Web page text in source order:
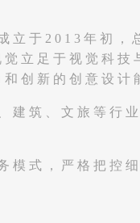
立于2013年初
立足于视觉科
创新的创意设
建筑、文旅等行
模式，严格把控